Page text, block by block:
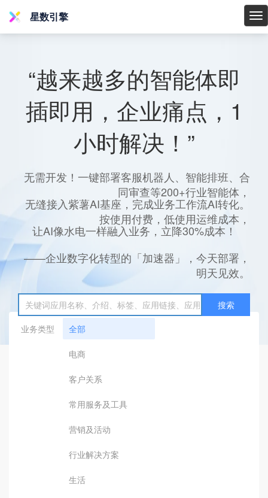
星
星数引擎
“越来越多的智能体即
插即用，企业痛点，1
小时解决！”
无需开发！一键部署客服机器人、智能排班、合
同审查等200+行业智能体，
无缝接入紫薯AI基座，完成业务工作流AI转化。
按使用付费，低使用运维成本，
让AI像水电一样融入业务，立降30%成本！
——企业数字化转型的「加速器」，今天部署，
明天见效。
搜索
业务类型
全部
电商
客户关系
常用服务及工具
营销及活动
行业解决方案
生活